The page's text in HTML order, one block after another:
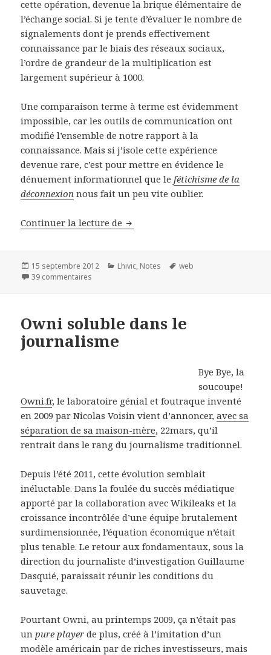
cette opération, devenue la brique élémentaire de
l’échange social. Si je tente d’évaluer le nombre de
signalements dont je prends effectivement
connaissance par le biais des réseaux sociaux,
l’ordre de grandeur de la multiplication est
largement supérieur à 1000.
Une comparaison terme à terme est évidemment
impossible, car les outils de communication ont
modifié l’ensemble de notre rapport à la
connaissance. Mais si j’isole cette expérience
devenue rare, c’est pour mettre en évidence le
dénuement informationnel que le fétichisme de la
déconnexion nous fait un peu vite oublier.
Continuer la lecture de Souvenons-nous du monde
Publié
le
15 septembre 2012 Catégories
Lhivic, Notes
Mots-
web
39 commentaires
Owni soluble dans le
journalisme
Bye Bye, la
soucoupe!
Owni.fr, le laboratoire génial et foutraque inventé
en 2009 par Nicolas Voisin vient d’annoncer,avec sa
séparation de sa maison-mère, 22mars, qu’il
rentrait dans le rang du journalisme traditionnel.
Depuis l’été 2011, cette évolution semblait
inéluctable. Dans la foulée du succès médiatique
apporté par la collaboration avec Wikileaks et la
croissance incontrôlée d’une équipe brutalement
surdimensionnée, l’équation économique n’était
plus tenable. Le retour aux fondamentaux, sous la
direction du journaliste d’investigation Guillaume
Dasquié, paraissait réunir les conditions du
sauvetage.
Pourtant Owni, au printemps 2009, ça n’était pas
un pure player de plus, créé à l’imitation d’un
modèle américain par de riches investisseurs, mais